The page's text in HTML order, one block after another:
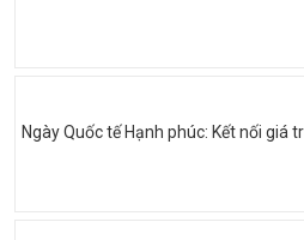
Ngày Quốc tế Hạnh phúc: Kết nối giá